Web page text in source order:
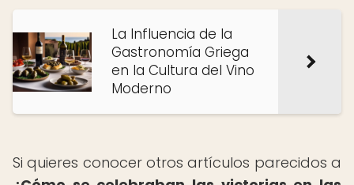
La Influencia de la
Gastronomía Griega
en la Cultura del Vino
Moderno
Si quieres conocer otros artículos parecidos a